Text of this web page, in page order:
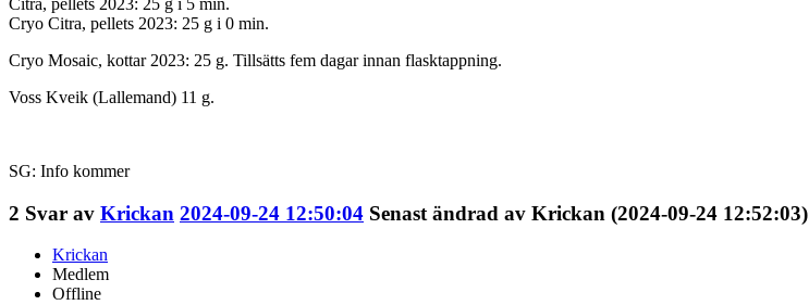
Citra, pellets 2023: 25 g i 5 min.
Cryo Citra, pellets 2023: 25 g i 0 min.
Cryo Mosaic, kottar 2023: 25 g. Tillsätts fem dagar innan flasktappning.
Voss Kveik (Lallemand) 11 g.
SG: Info kommer
2 Svar av Krickan 2024-09-24 12:50:04 Senast ändrad av Krickan (2024-09-24 12:52:03)
Krickan
Medlem
Offline